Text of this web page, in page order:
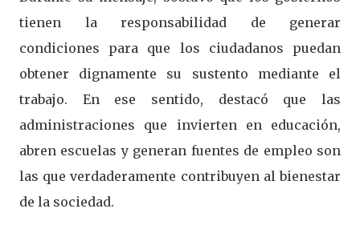
tienen la responsabilidad de generar
condiciones para que los ciudadanos puedan
obtener dignamente su sustento mediante el
trabajo. En ese sentido, destacó que las
administraciones que invierten en educación,
abren escuelas y generan fuentes de empleo son
las que verdaderamente contribuyen al bienestar
de la sociedad.